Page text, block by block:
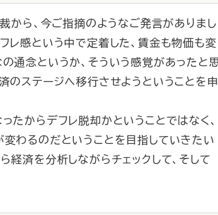
から、今ご指摘のようなご発言がありまし
レ感という中で定着した、賃金も物価も変
通念というか、そういう感覚があったと
のステージへ移行させようということを申
たからデフレ脱却かということではなく、
わるのだということを目指していきたい
経済を分析しながらチェックして、そして